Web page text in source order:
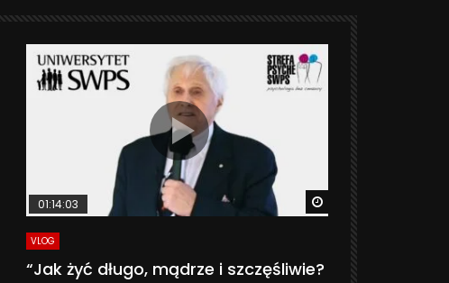
Watch Later Watch Later
01:14:03
VLOG
“Jak żyć długo, mądrze i szczęśliwie?